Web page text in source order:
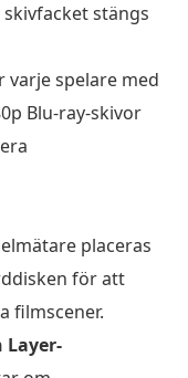
stängs
varje spelare med
Blu-ray-skivor
placeras
för att
filmscener.
Layer-